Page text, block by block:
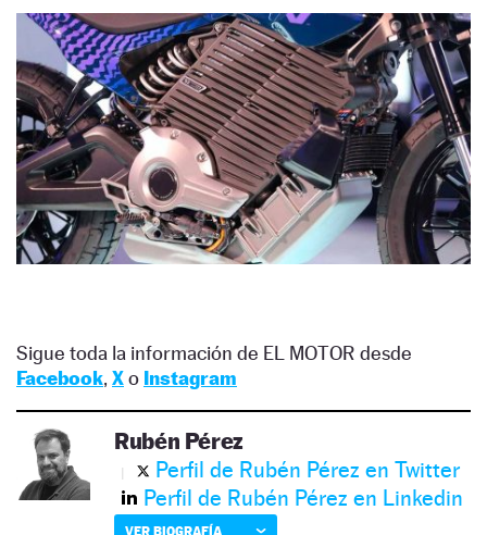
Sigue toda la información de EL MOTOR desde
Facebook, Xo Instagram
Rubén Pérez
Perfil de Rubén Pérez en Twitter
Perfil de Rubén Pérez en Linkedin
VER BIOGRAFÍA